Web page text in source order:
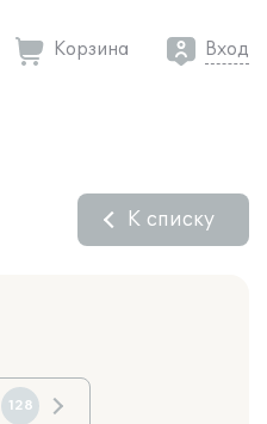
Корзина Вход
К списку
128